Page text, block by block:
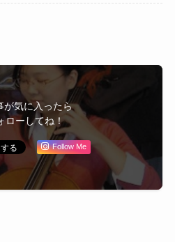
が気に入ったら
ローしてね！
Follow Me